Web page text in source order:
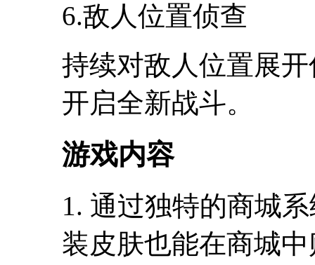
6.敌人位置侦查
持续对敌人位置展
开启全新战斗。
游戏内容
1. 通过独特的商城
装皮肤也能在商城